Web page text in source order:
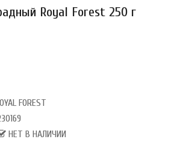
Royal Forest 250 г
FOREST
НЕТ В НАЛИЧИИ